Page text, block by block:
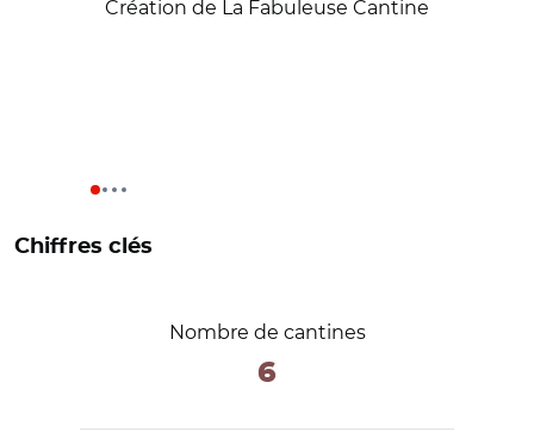
Création de La Fabuleuse Cantine
Chiffres clés
Nombre de cantines
6